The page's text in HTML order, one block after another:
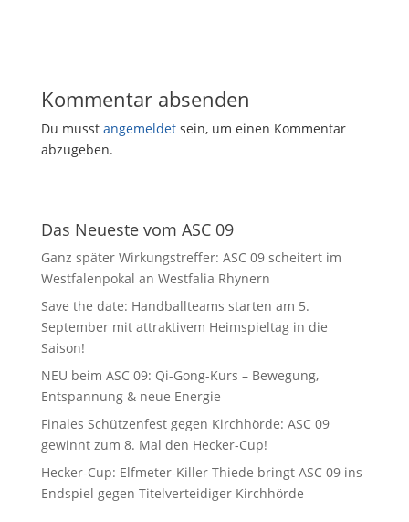
Kommentar absenden
Du musst angemeldetsein, um einen Kommentar
abzugeben.
Das Neueste vom ASC 09
Ganz später Wirkungstreffer: ASC 09 scheitert im
Westfalenpokal an Westfalia Rhynern
Save the date: Handballteams starten am 5.
September mit attraktivem Heimspieltag in die
Saison!
NEU beim ASC 09: Qi-Gong-Kurs – Bewegung,
Entspannung & neue Energie
Finales Schützenfest gegen Kirchhörde: ASC 09
gewinnt zum 8. Mal den Hecker-Cup!
Hecker-Cup: Elfmeter-Killer Thiede bringt ASC 09 ins
Endspiel gegen Titelverteidiger Kirchhörde